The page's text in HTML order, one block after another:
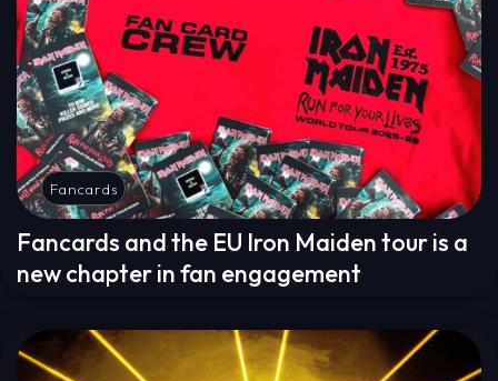
Fancards
Fancards and the EU Iron Maiden tour is a
new chapter in fan engagement